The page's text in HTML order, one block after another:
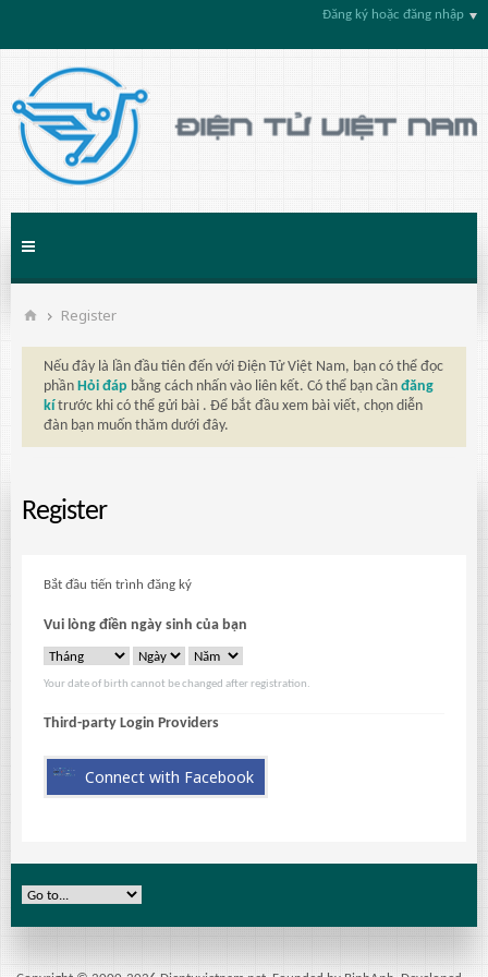
Đăng ký hoặc đăng nhập
Register
Nếu đây là lần đầu tiên đến với Điện Tử Việt Nam, bạn có thể đọc
phần Hỏi đáp bằng cách nhấn vào liên kết. Có thể bạn cần đăng
kí trước khi có thể gửi bài . Để bắt đầu xem bài viết, chọn diễn
đàn bạn muốn thăm dưới đây.
Register
Bắt đầu tiến trình đăng ký
Vui lòng điền ngày sinh của bạn
Your date of birth cannot be changed after registration.
Third-party Login Providers
Connect with Facebook